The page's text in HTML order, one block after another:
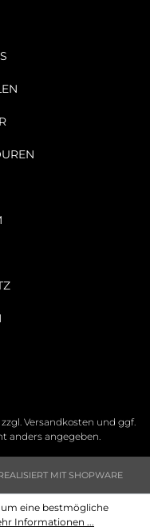
Versandkosten und ggf.
anders angegeben.
MIT SHOPWARE
eine bestmögliche
Informationen ...